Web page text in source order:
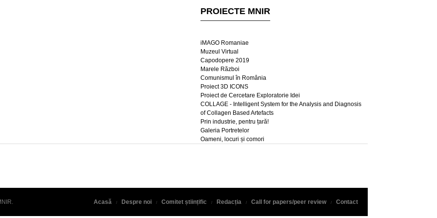
PROIECTE MNIR
iMAGO Romaniae
Muzeul Virtual
Capodopere 2019
Marele Război
Comunismul în România
Proiect 3D ICONS
Proiect de Cercetare Exploratorie Idei
COLLAGE - Intelligent System for the Analysis and Diagnosis
of Collagen Based Artefacts
Prin industrie, pentru țară!
Galeria Portretelor
Oameni, locuri și comori
. Acasă Despre noi Comitet științific Redacția Call for papers/peer review Contact